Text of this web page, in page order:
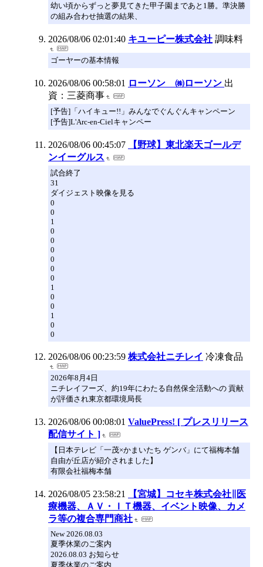
幼い頃からずっと夢見てきた甲子園まであと1勝。準決勝
の組み合わせ抽選の結果、
2026/08/06 02:01:40 キユーピー株式会社 調味料
ゴーヤーの基本情報
2026/08/06 00:58:01 ローソン ㈱ローソン 出
資：三菱商事
[予告]「ハイキュー!!」みんなでぐんぐんキャンペーン
[予告]L'Arc-en-Cielキャンペー
2026/08/06 00:45:07
【野球】東北楽天ゴールデ
ンイーグルス
試合終了
31
ダイジェスト映像を見る
0
0
1
0
0
0
0
0
0
1
0
0
1
0
0
2026/08/06 00:23:59 株式会社ニチレイ 冷凍食品
2026年8月4日
ニチレイフーズ、約19年にわたる自然保全活動への 貢献
が評価され東京都環境局長
2026/08/06 00:08:01 ValuePress! [ プレスリリース
配信サイト ]
【日本テレビ「一茂×かまいたち ゲンバ」にて福梅本舗
自由が丘店が紹介されました】
有限会社福梅本舗
2026/08/05 23:58:21
【宮城】コセキ株式会社∥医
療機器、ＡＶ・ＩＴ機器、イベント映像、カメ
ラ等の複合専門商社
New 2026.08.03
夏季休業のご案内
2026.08.03 お知らせ
夏季休業のご案内